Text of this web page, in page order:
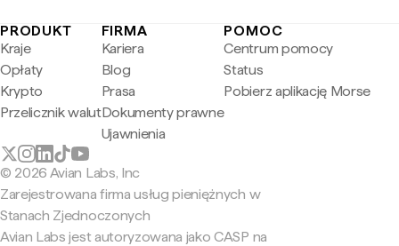
PRODUKT
Kraje
Opłaty
Krypto
Przelicznik walut
FIRMA
Kariera
Blog
Prasa
Dokumenty prawne
Ujawnienia
POMOC
Centrum pomocy
Status
Pobierz aplikację Morse
© 2026 Avian Labs, Inc
Zarejestrowana firma usług pieniężnych w
Stanach Zjednoczonych
Avian Labs jest autoryzowana jako CASP na